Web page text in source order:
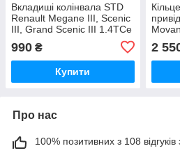
Вкладиші колінвала STD
Renault Megane III, Scenic
III, Grand Scenic III 1.4TCe
990 ₴
Купити
2
Про нас
100% позитивних з 108 відгуків